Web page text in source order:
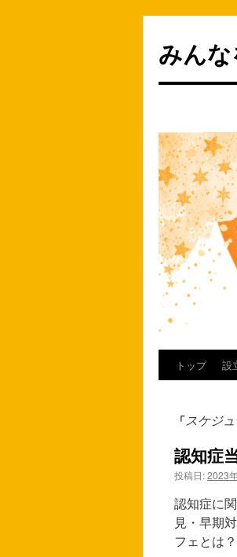
みんな
ン
ツ
トップ 設
「 スケジ
認知症
投稿日:2023
認知症に
見・早期
フェとは